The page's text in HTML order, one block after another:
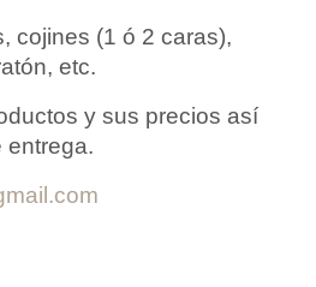
cojines (1 ó 2 caras),
etc.
y sus precios así
entrega.